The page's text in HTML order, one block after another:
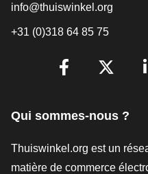
info@thuiswinkel.org
+31 (0)318 64 85 75
Qui sommes-nous ?
Thuiswinkel.org est un
matière de commerce